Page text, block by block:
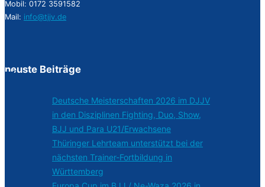
Mobil: 0172 3591582
Mail: info@tjjv.de
neuste Beiträge
Deutsche Meisterschaften 2026 im DJJV
in den Disziplinen Fighting, Duo, Show,
BJJ und Para U21/Erwachsene
Thüringer Lehrteam unterstützt bei der
nächsten Trainer-Fortbildung in
Württemberg